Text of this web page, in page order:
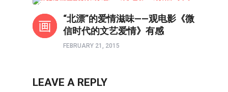
“北漂”的爱情滋味——观电影《微
信时代的文艺爱情》有感
FEBRUARY 21, 2015
LEAVE A REPLY